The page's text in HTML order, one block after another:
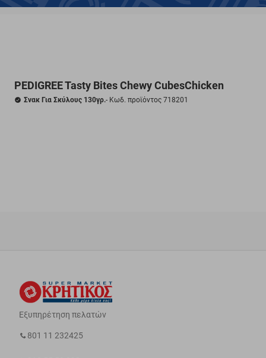
PEDIGREE Tasty Bites Chewy CubesChicken
Σνακ Για Σκύλους 130γρ.- Κωδ. προϊόντος 718201
Εξυπηρέτηση πελατών
801 11 232425